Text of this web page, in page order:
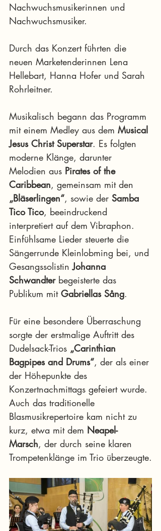
Nachwuchsmusikerinnen und
Nachwuchsmusiker.
Durch das Konzert führten die
neuen Marketenderinnen Lena
Hellebart, Hanna Hofer und Sarah
Rohrleitner.
Musikalisch begann das Programm
mit einem Medley aus dem Musical
Jesus Christ Superstar. Es folgten
moderne Klänge, darunter
Melodien aus Pirates of the
Caribbean, gemeinsam mit den
„Bläserlingen“, sowie der Samba
Tico Tico, beeindruckend
interpretiert auf dem Vibraphon.
Einfühlsame Lieder steuerte die
Sängerrunde Kleinlobming bei, und
Gesangssolistin Johanna
Schwandter begeisterte das
Publikum mit Gabriellas Sång.
Für eine besondere Überraschung
sorgte der erstmalige Auftritt des
Dudelsack-Trios „Carinthian
Bagpipes and Drums“, der als einer
der Höhepunkte des
Konzertnachmittags gefeiert wurde.
Auch das traditionelle
Blasmusikrepertoire kam nicht zu
kurz, etwa mit dem Neapel-
Marsch, der durch seine klaren
Trompetenklänge im Trio überzeugte.